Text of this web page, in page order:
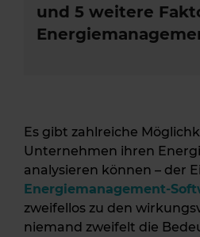
und 5 weitere
Es gibt zahlreiche
Unternehmen ihren
analysieren können – der
Energiemanagement-
zweifellos zu den
niemand zweifelt die